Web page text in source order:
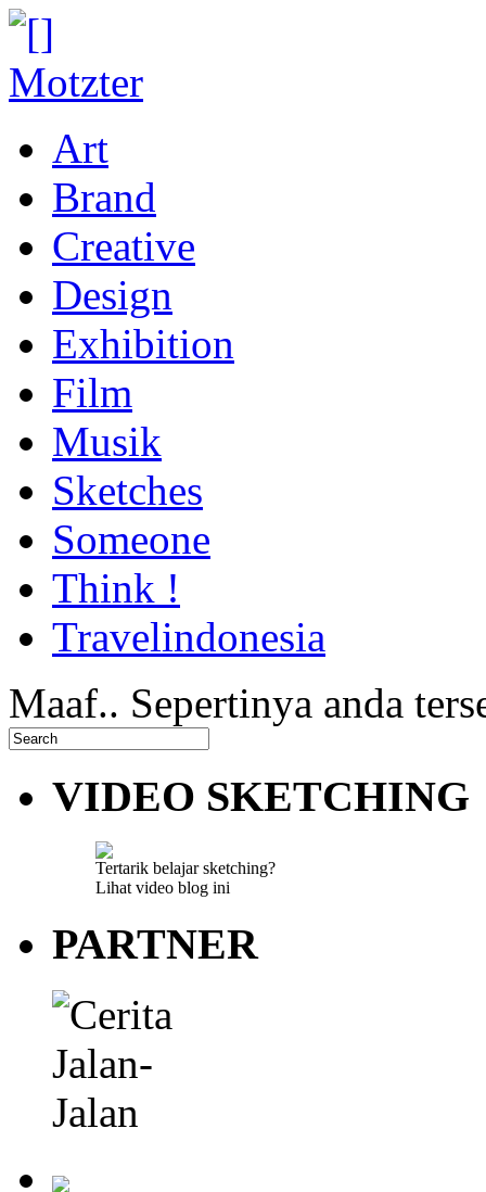
Art
Brand
Creative
Design
Exhibition
Film
Musik
Sketches
Someone
Think !
Travelindonesia
Maaf.. Sepertinya anda
VIDEO SKETCHING
Tertarik belajar sketching?
Lihat video blog ini
PARTNER